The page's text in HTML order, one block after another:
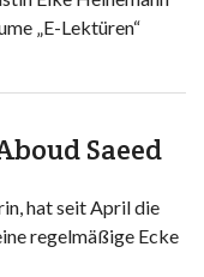
„E-Lektüren“
Saeed
hat seit April die
regelmäßige Ecke